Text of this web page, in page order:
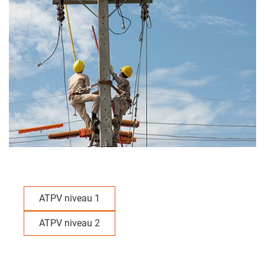
ATPV niveau 1
ATPV niveau 2